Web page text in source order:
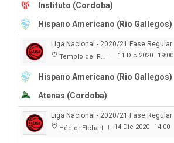
Instituto (Cordoba)
Hispano Americano (Rio Gallegos)
Liga Nacional - 2020/21 Fase Regular
Templo del Rock | 11 Dic 2020 19:00
Hispano Americano (Rio Gallegos)
Atenas (Cordoba)
Liga Nacional - 2020/21 Fase Regular
Héctor Etchart | 14 Dic 2020 14:00